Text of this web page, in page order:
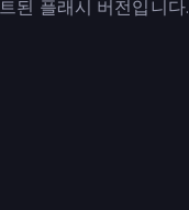
된 플래시 버전입니다.